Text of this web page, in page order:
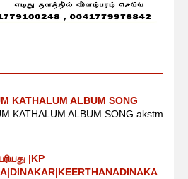
KATHALUM ALBUM SONG
KATHALUM ALBUM SONG akstm
|KP